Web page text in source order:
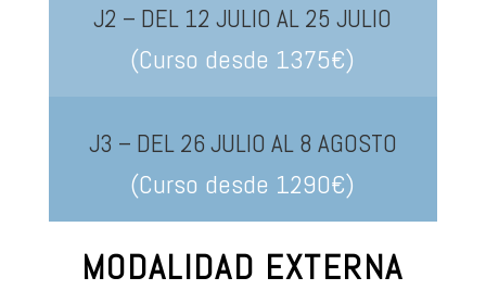
J2 – DEL 12 JULIO AL 25 JULIO
(Curso desde 1375€)
J3 – DEL 26 JULIO AL 8 AGOSTO
(Curso desde 1290€)
MODALIDAD EXTERNA